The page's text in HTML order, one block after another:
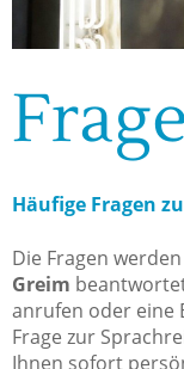
Häufige Fragen
Die Fragen
Greim
anrufen oder eine
Frage zur
Ihnen sofort